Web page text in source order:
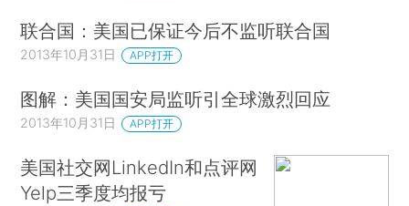
联合国：美国已保证今后不监听联合国
2013年10月31日 APP打开
图解：美国国安局监听引全球激烈回应
2013年10月31日 APP打开
美国社交网LinkedIn和点评网
Yelp三季度均报亏